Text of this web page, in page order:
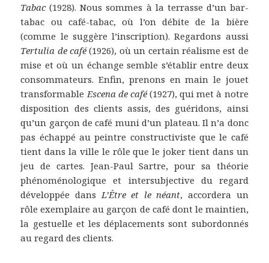
Tabac(1928). Nous sommes à la terrasse d’un bar-
tabac ou café-tabac, où l’on débite de la bière
(comme le suggère l’inscription). Regardons aussi
Tertulia de café(1926), où un certain réalisme est de
mise et où un échange semble s’établir entre deux
consommateurs. Enfin, prenons en main le jouet
transformableEscena de café(1927), qui met à notre
disposition des clients assis, des guéridons, ainsi
qu’un garçon de café muni d’un plateau. Il n’a donc
pas échappé au peintre constructiviste que le café
tient dans la ville le rôle que le joker tient dans un
jeu de cartes. Jean-Paul Sartre, pour sa théorie
phénoménologique et intersubjective du regard
développée dansL’Être et le néant, accordera un
rôle exemplaire au garçon de café dont le maintien,
la gestuelle et les déplacements sont subordonnés
au regard des clients.